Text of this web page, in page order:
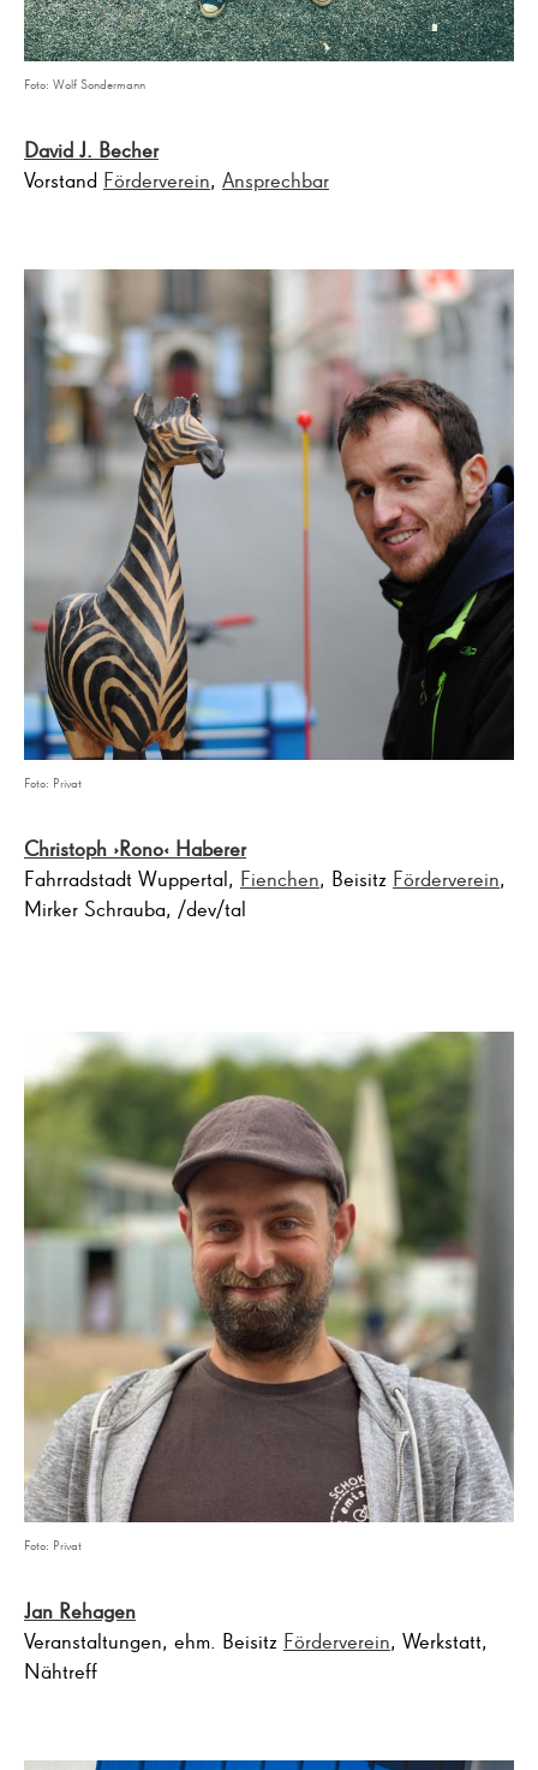
Foto: Wolf Sondermann
David J. Becher
Vorstand Förderverein, Ansprechbar
Foto: Privat
Christoph ›Rono‹ Haberer
Fahrradstadt Wuppertal, Fienchen, Beisitz Förderverein,
Mirker Schrauba, /dev/tal
Foto: Privat
Jan Rehagen
Veranstaltungen, ehm. Beisitz Förderverein, Werkstatt,
Nähtreff